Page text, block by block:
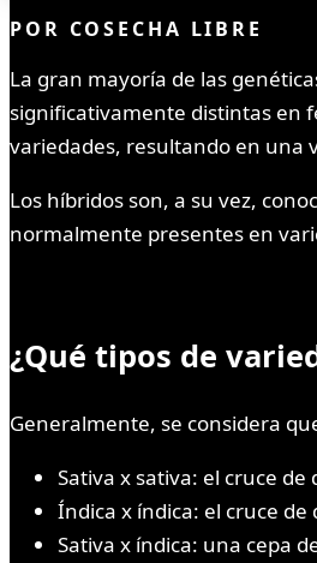
POR COSECHA LIBRE
La gran mayoría de las
significativamente distintas en
variedades, resultando en una
Los híbridos son, a su vez,
normalmente presentes en
¿Qué tipos de
Generalmente, se considera
Sativa x sativa: el cruce de
Índica x índica: el cruce de
Sativa x índica: una cepa